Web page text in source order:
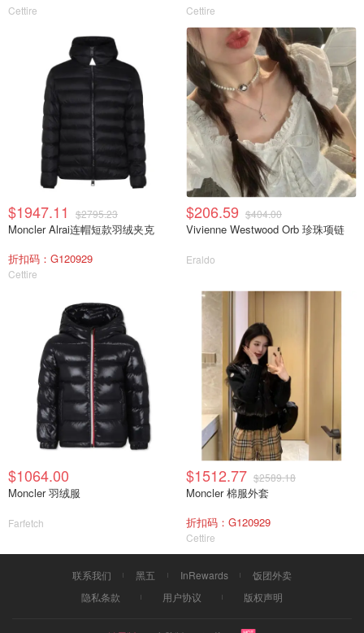
Cettire Cettire
$1947.11 $2795.23
Moncler Alrai连帽短款羽绒夹克
折扣码：G120929
Cettire
$206.59 $404.00
Vivienne Westwood Orb 珍珠项链
Eraldo
$1064.00
Moncler 羽绒服
Farfetch
$1512.77 $2589.18
Moncler 棉服外套
折扣码：G120929
Cettire
联系我们 黑五 InRewards
饭团外卖
隐私条款
用户协议 版权声明